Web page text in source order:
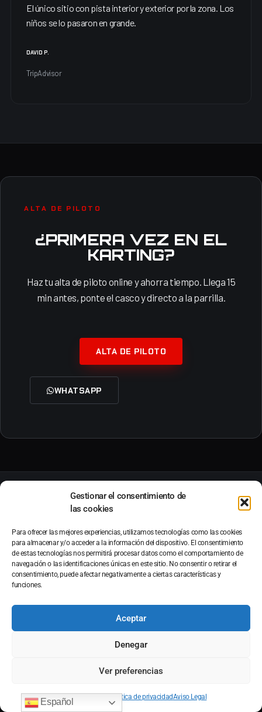
Gestionar el consentimiento de
las cookies
Para ofrecer las mejores experiencias, utilizamos tecnologías como las cookies
para almacenar y/o acceder a la información del dispositivo. El consentimiento
de estas tecnologías nos permitirá procesar datos como el comportamiento de
navegación o las identificaciones únicas en este sitio. No consentir o retirar el
consentimiento, puede afectar negativamente a ciertas características y
funciones.
Aceptar
Denegar
Ver preferencias
Política de cookies Política de privacidadAviso Legal
El único sitio con pista interior y exterior por la zona. Los
niños se lo pasaron en grande.
DAVID P.
TripAdvisor
ALTA DE PILOTO
¿PRIMERA VEZ EN EL
KARTING?
Haz tu alta de piloto online y ahorra tiempo. Llega 15
min antes, ponte el casco y directo a la parrilla.
ALTA DE PILOTO
WHATSAPP
● EN DIRECTO
LIVE TIMING
Sigue los tiempos de la pista en tiempo real: vueltas, clasificación y
VER LIVE TIMING
Español